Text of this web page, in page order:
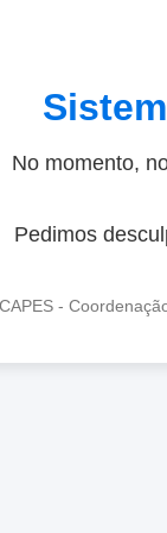
No momento,
Pedimos
-